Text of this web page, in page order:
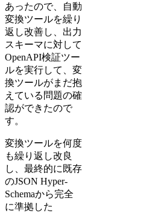
あったので、自動
変換ツールを繰り
返し改善し、出力
スキーマに対して
OpenAPI検証ツー
ルを実行して、変
換ツールがまだ抱
えている問題の確
認ができたので
す。
変換ツールを何度
も繰り返し改良
し、最終的に既存
のJSON Hyper-
Schemaから完全
に準拠した